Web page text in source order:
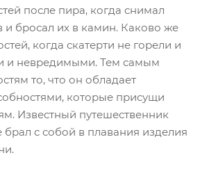
после пира, когда снимал
и бросал их в камин. Каково же
когда скатерти не горели и
и невредимыми. Тем самым
то, что он обладает
которые присущи
Известный путешественник
с собой в плавания изделия